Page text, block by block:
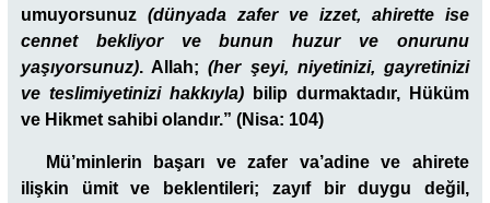
umuyorsunuz (dünyada zafer ve izzet, ahirette ise
cennet bekliyor ve bunun huzur ve onurunu
yaşıyorsunuz). Allah;(her şeyi, niyetinizi, gayretinizi
ve teslimiyetinizi hakkıyla) bilip durmaktadır, Hüküm
ve Hikmet sahibi olandır.” (Nisa: 104)
Mü’minlerin başarı ve zafer va’adine ve ahirete
ilişkin ümit ve beklentileri; zayıf bir duygu değil,